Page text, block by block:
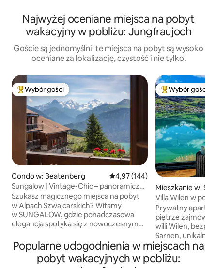
Najwyżej oceniane miejsca na pobyt
wakacyjny w pobliżu: Jungfraujoch
Goście są jednomyślni: te miejsca na pobyt są wysoko
oceniane za lokalizację, czystość i nie tylko.
Najpopularniejsze z kategorii Wybór gości
Wybór gości
Condo w: Beatenberg Średnia ocena: 4,97 na 5, liczba
4,97 (144)
Sungalow | Vintage-Chic – panoramiczny
domek w Alpach
Szukasz magicznego miejsca na pobyt
w Alpach Szwajcarskich? Witamy
w SUNGALOW, gdzie ponadczasowa
elegancja spotyka się z nowoczesnym
nasz obiekt, który oferuje w pełni
wyposażoną kuchnię dla smakoszy,
stylowe wnętrza i panoramiczny balkon
Wybór gości
Mieszkanie w:
Villa Wilen w
oaza nad jeziorem
Prywatny
piętrze
willi Wilen,
Sarnen, unikalne
wschody słońca
z kinem
salonem, dużą
Popularne udogodnienia w miejscach na
pobyt wakacyjnych w pobliżu: